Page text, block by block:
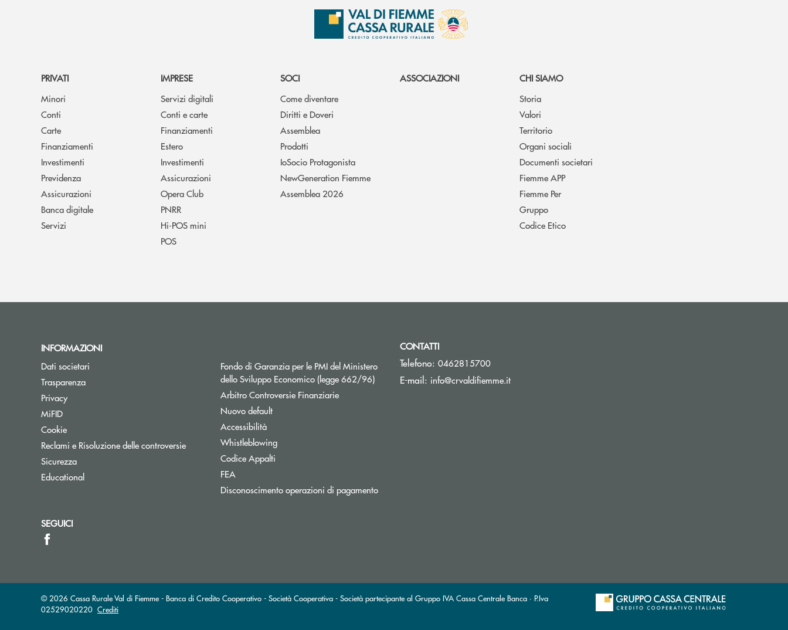
PRIVATI
Minori
Conti
Carte
Finanziamenti
Investimenti
Previdenza
Assicurazioni
Banca digitale
Servizi
IMPRESE
Servizi digitali
Conti e carte
Finanziamenti
Estero
Investimenti
Assicurazioni
Opera Club
PNRR
Hi-POS mini
POS
SOCI
Come diventare
Diritti e Doveri
Assemblea
Prodotti
IoSocio Protagonista
NewGeneration Fiemme
Assemblea 2026
ASSOCIAZIONI
CHI SIAMO
Storia
Valori
Territorio
Organi sociali
Documenti societari
Fiemme APP
Fiemme Per
Gruppo
Codice Etico
INFORMAZIONI
Dati societari
Trasparenza
Privacy
MiFID
Cookie
Reclami e Risoluzione delle controversie
Sicurezza
Educational
Fondo di Garanzia per le PMI del Ministero
dello Sviluppo Economico (legge 662/96)Apre una nuova finestra
Arbitro Controversie FinanziarieApre una nuova finestra
Nuovo default
Accessibilità
Whistleblowing
Codice Appalti
FEA
Disconoscimento operazioni di pagamento
CONTATTI
Telefono: 0462815700
E-mail: info@crvaldifiemme.it(si apre l’app di posta elettronica)
SEGUICI
© 2026 Cassa Rurale Val di Fiemme - Banca di Credito Cooperativo - Società Cooperativa - Società partecipante al Gruppo IVA Cassa Centrale Banca · P.Iva
02529020220 Crediti